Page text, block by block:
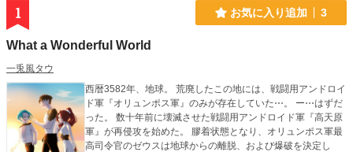
1 お気に入り追加 3
What a Wonderful World
一兎風タウ
西暦3582年、地球。 荒廃したこの地には、戦闘用アンドロイ
ド軍『オリュンポス軍』のみが存在していた⋯。 ー⋯はずだ
った。 数十年前に壊滅させた戦闘用アンドロイド軍『高天原
軍』が再侵攻を始めた。 膠着状態となり、オリュンポス軍最
高司令官のゼウスは地球からの離脱、および爆破を決定し